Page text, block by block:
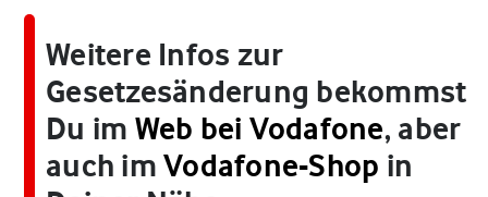
Weitere Infos zur
Gesetzesänderung bekommst
Du im Web bei Vodafone, aber
auch imVodafone-Shop in